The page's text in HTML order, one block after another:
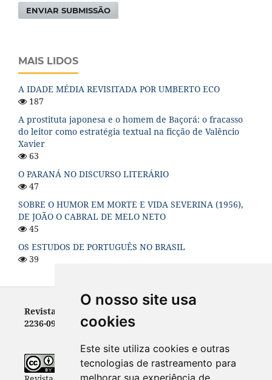
O nosso site usa
cookies
Este site utiliza cookies e outras
tecnologias de rastreamento para
melhorar sua experiência de
ENVIAR SUBMISSÃO
MAIS LIDOS
A IDADE MÉDIA REVISITADA POR UMBERTO ECO
187
A prostituta japonesa e o homem de Baçorá: o fracasso
do leitor como estratégia textual na ficção de Valêncio
Xavier
63
O PARANÁ NO DISCURSO LITERÁRIO
47
SOBRE O HUMOR EM MORTE E VIDA SEVERINA (1956),
DE JOÃO O CABRAL DE MELO NETO
45
OS ESTUDOS DE PORTUGUÊS NO BRASIL
39
Revista Letras - ISSN 0100-0888 (versão impressa) e
2236-0999 (versão eletrônica)